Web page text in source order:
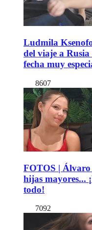
Ludmila
del viaje a
fecha muy
8607
FOTOS | Álvaro
hijas mayores...
todo!
7092